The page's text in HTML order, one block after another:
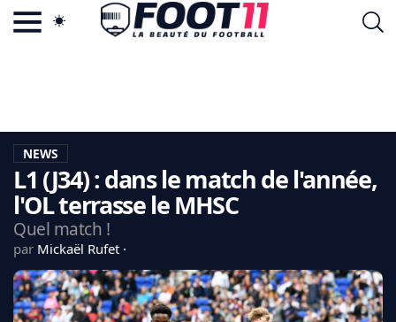
LA CHARTE
VIE PRIVÉE
CGU
CONTACTEZ-NOUS
MERCATO
CDM 2026
NEWS
L1 (J34) : dans le match de l'année,
l'OL terrasse le MHSC
Quel match !
par Mickaël Rufet